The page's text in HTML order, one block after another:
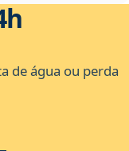
de água ou perda